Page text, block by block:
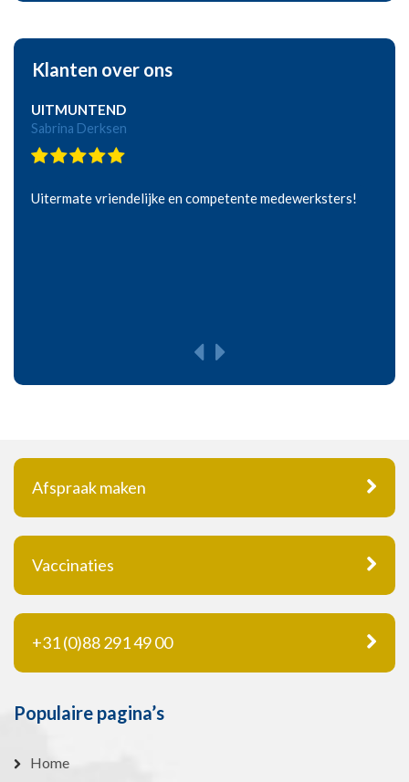
Klanten over ons
UITMUNTEND
Sabrina Derksen
Uitermate vriendelijke en competente medewerksters!
Afspraak maken
Vaccinaties
+31 (0)88 291 49 00
Populaire pagina’s
Home